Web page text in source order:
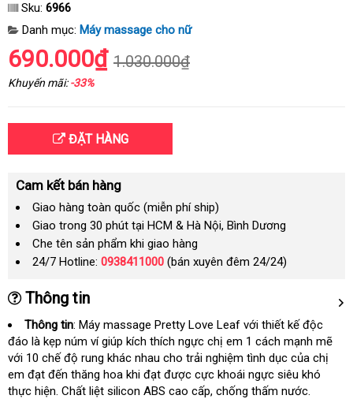
Sku: 6966
Danh mục: Máy massage cho nữ
690.000₫ 1.030.000₫
Khuyến mãi:-33%
ĐẶT HÀNG
Cam kết bán hàng
Giao hàng toàn quốc (miễn phí ship)
Giao trong 30 phút tại HCM & Hà Nội, Bình Dương
Che tên sản phẩm khi giao hàng
24/7 Hotline: 0938411000 (bán xuyên đêm 24/24)
Thông tin
Thông tin: Máy massage Pretty Love Leaf hướng
dẫn
với thiết kế độc
đáo là kẹp núm ví giúp kích thích ngực chị em 1 cách mạnh mẽ
với 10 chế độ rung khác nhau cho trải nghiệm tình dục tổng
hợp
của chị
em đạt đến thăng hoa khi đạt to
được cực khoái ngực siêu khó
thực hiệntự
. Chất liệt silicon ABS cao cấpnhanh
, chống thấm nước.